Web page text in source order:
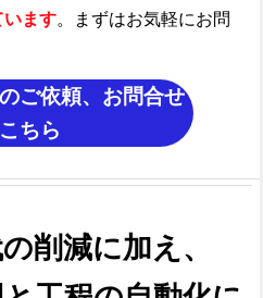
います。まずはお気軽にお問
ご依頼、お問合せ
ちら
削減に加え、